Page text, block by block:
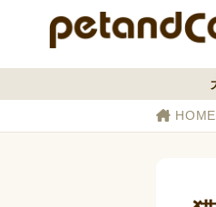
HOME